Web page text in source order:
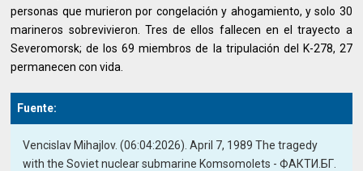
personas que murieron por congelación y ahogamiento, y solo 30
marineros sobrevivieron. Tres de ellos fallecen en el trayecto a
Severomorsk; de los 69 miembros de la tripulación del K-278, 27
permanecen con vida.
Fuente:
Vencislav Mihajlov. (06:04:2026). April 7, 1989 The tragedy
with the Soviet nuclear submarine Komsomolets - ФАКТИ.БГ.